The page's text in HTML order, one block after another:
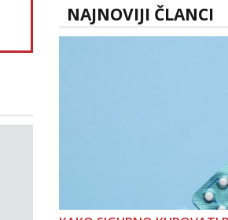
tel:0,93€ -
NAJNOVIJI ČLANCI